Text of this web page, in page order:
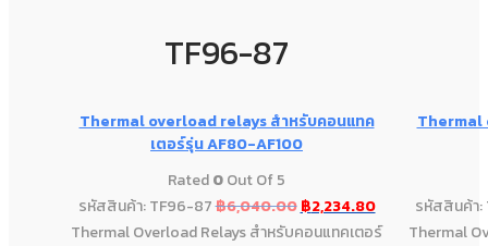
TF96-87
Thermal overload relays สำหรับคอนแทค
เตอร์รุ่น AF80-AF100
Rated0Out Of 5
รหัสสินค้า: TF96-87฿6,040.00฿2,234.80
Thermal Overload Relays สำหรับคอนแทคเตอร์
Thermal
รหัสสินค้า
Thermal